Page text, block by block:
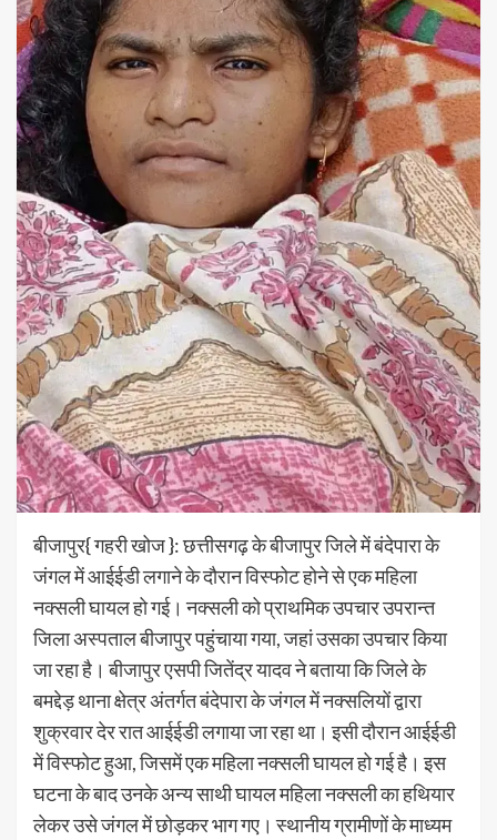
बीजापुर{ गहरी खोज }: छत्तीसगढ़ के बीजापुर जिले में बंदेपारा के
जंगल में आईईडी लगाने के दाैरान विस्फोट होने से एक महिला
नक्सली घायल हो गई। नक्सली को प्राथमिक उपचार उपरान्त
जिला अस्पताल बीजापुर पहुंचाया गया, जहां उसका उपचार किया
जा रहा है। बीजापुर एसपी जितेंद्र यादव ने बताया कि जिले के
बमद्देड़ थाना क्षेत्र अंतर्गत बंदेपारा के जंगल में नक्सलियों द्वारा
शुक्रवार देर रात आईईडी लगाया जा रहा था। इसी दौरान आईईडी
में विस्फोट हुआ, जिसमें एक महिला नक्सली घायल हो गई है। इस
घटना के बाद उनके अन्य साथी घायल महिला नक्सली का हथियार
लेकर उसे जंगल में छोड़कर भाग गए। स्थानीय ग्रामीणों के माध्यम